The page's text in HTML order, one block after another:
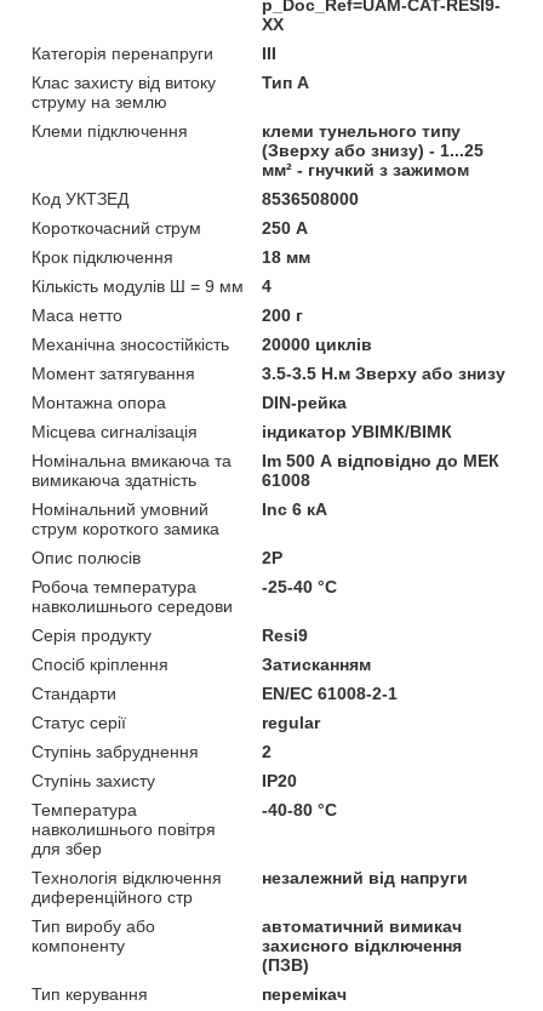
p_Doc_Ref=UAM-CAT-RESI9-
XX
Категорія перенапруги
ІІІ
Клас захисту від витоку
струму на землю
Тип А
Клеми підключення
клеми тунельного типу
(Зверху або знизу) - 1...25
мм² - гнучкий з зажимом
Код УКТЗЕД
8536508000
Короткочасний струм
250 А
Крок підключення
18 мм
Кількість модулів Ш = 9 мм
4
Маса нетто
200 г
Механічна зносостійкість
20000 циклів
Момент затягування
3.5-3.5 Н.м Зверху або знизу
Монтажна опора
DIN-рейка
Місцева сигналізація
iндикатор УВІМК/ВІМК
Номінальна вмикаюча та
вимикаюча здатність
Im 500 А відповідно до МЕК
61008
Номінальний умовний
струм короткого замика
Inc 6 кА
Опис полюсів
2P
Робоча температура
навколишнього середови
-25-40 °C
Серія продукту
Resi9
Спосіб кріплення
Затисканням
Стандарти
EN/EC 61008-2-1
Статус серії
regular
Ступінь забруднення
2
Ступінь захисту
IP20
Температура
навколишнього повітря
для збер
-40-80 °C
Технологія відключення
диференційного стр
незалежний від напруги
Тип виробу або
компоненту
автоматичний вимикач
захисного відключення
(ПЗВ)
Тип керування
перемікач